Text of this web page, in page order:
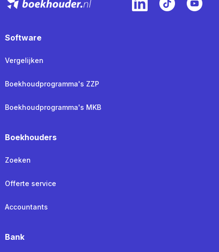
Software
Vergelijken
Boekhoudprogramma's ZZP
Boekhoudprogramma's MKB
Boekhouders
Zoeken
Offerte service
Accountants
Bank